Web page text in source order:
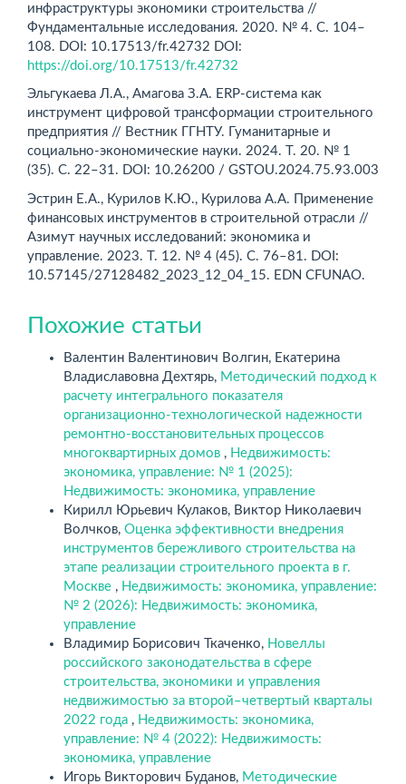
инфраструктуры экономики строительства //
Фундаментальные исследования. 2020. № 4. С. 104–
108. DOI: 10.17513/fr.42732 DOI:
https://doi.org/10.17513/fr.42732
Эльгукаева Л.А., Амагова З.А. ERP-система как
инструмент цифровой трансформации строительного
предприятия // Вестник ГГНТУ. Гуманитарные и
социально-экономические науки. 2024. Т. 20. № 1
(35). С. 22–31. DOI: 10.26200 / GSTOU.2024.75.93.003
Эстрин Е.А., Курилов К.Ю., Курилова А.А. Применение
финансовых инструментов в строительной отрасли //
Азимут на­учных исследований: экономика и
управление. 2023. Т. 12. № 4 (45). С. 76–81. DOI:
10.57145/27128482_2023_12_04_15. EDN CFUNAO.
Похожие статьи
Валентин Валентинович Волгин, Екатерина
Владиславовна Дехтярь, Методический подход к
расчету интегрального показателя
организационно-технологической надежности
ремонтно-восстановительных процессов
многоквартирных домов , Недвижимость:
экономика, управление: № 1 (2025):
Недвижимость: экономика, управление
Кирилл Юрьевич Кулаков, Виктор Николаевич
Волчков, Оценка эффективности внедрения
инструментов бережливого строительства на
этапе реализации строительного проекта в г.
Москве , Недвижимость: экономика, управление:
№ 2 (2026): Недвижимость: экономика,
управление
Владимир Борисович Ткаченко, Новеллы
российского законодательства в сфере
строительства, экономики и управления
недвижимостью за второй–четвертый кварталы
2022 года , Недвижимость: экономика,
управление: № 4 (2022): Недвижимость:
экономика, управление
Игорь Викторович Буданов, Методические